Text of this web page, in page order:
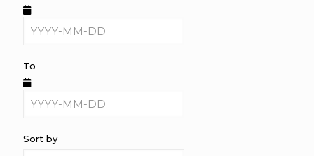
To
Sort by